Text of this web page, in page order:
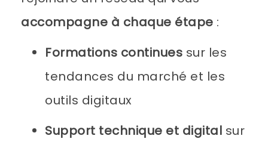
accompagne à chaque étape :
Formations continues sur les
tendances du marché et les
outils digitaux
Support technique et digital sur